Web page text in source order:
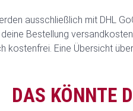
ausschließlich mit DHL
Bestellung
kostenfrei. Eine Übersicht
DAS KÖNNTE